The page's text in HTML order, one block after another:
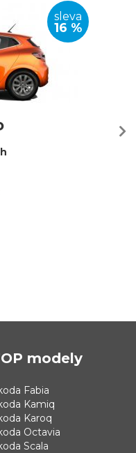
sleva
16 %
modely
Fabia
Kamiq
Karoq
Octavia
Scala